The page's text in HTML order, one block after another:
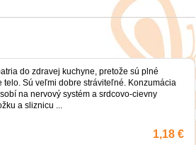
do zdravej kuchyne, pretože sú plné
telo. Sú veľmi dobre stráviteľné. Konzumácia
na nervový systém a srdcovo-cievny
a sliznicu ...
1,18 €